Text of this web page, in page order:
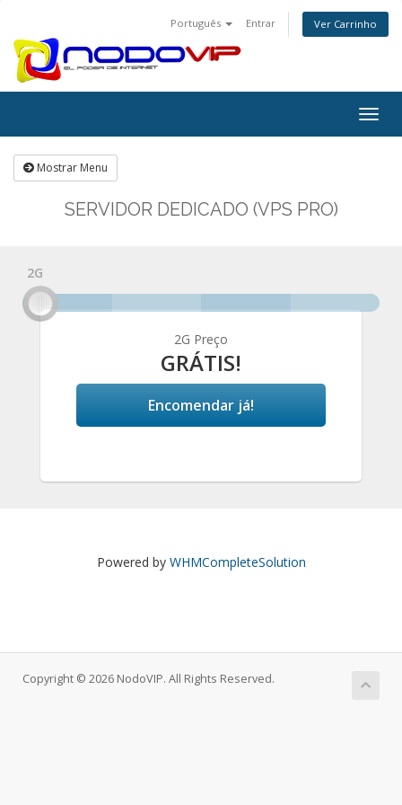
Português Entrar Ver Carrinho
Mostrar Menu
SERVIDOR DEDICADO (VPS PRO)
2G
2G Preço
GRÁTIS!
Encomendar já!
Powered by WHMCompleteSolution
Copyright © 2026 NodoVIP. All Rights Reserved.